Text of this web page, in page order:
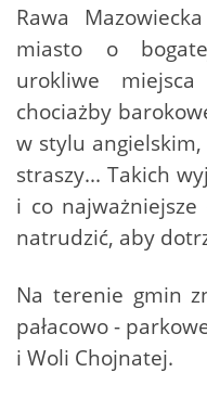
Rawa
miasto o
urokliwe
chociażby
w stylu
straszy... Takich
i co
natrudzić, aby
Na terenie gmin
pałacowo -
i Woli Chojnatej.